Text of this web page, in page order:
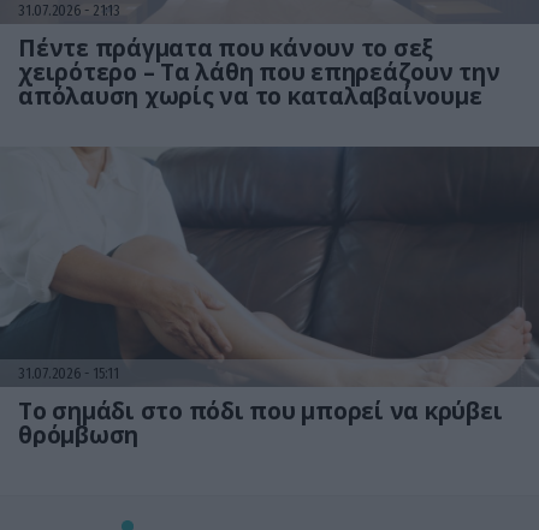
31.07.2026 21:13
Πέντε πράγματα που κάνουν το σεξ
χειρότερο – Τα λάθη που επηρεάζουν την
απόλαυση χωρίς να το καταλαβαίνουμε
31.07.2026 15:11
Το σημάδι στο πόδι που μπορεί να κρύβει
θρόμβωση